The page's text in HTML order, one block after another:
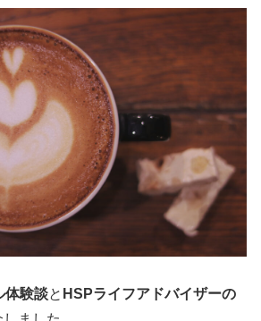
体験談と HSPライフアドバイザーの